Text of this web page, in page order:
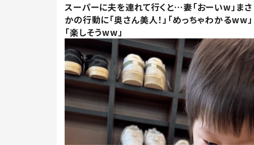
スーパーに夫を連れて行くと…妻「おーいw」まさ
かの行動に「奥さん美人！」「めっちゃわかるww」
「楽しそうww」